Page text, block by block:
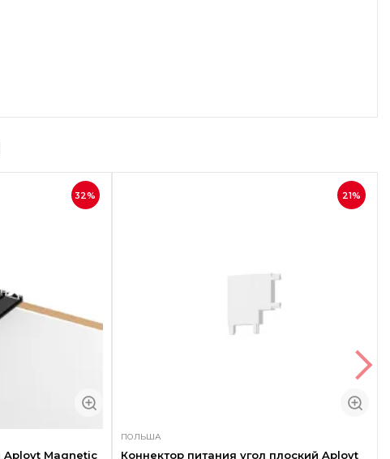
32%
Magnetic
21%
ПОЛЬША
Коннектор питания угол плоский Aployt